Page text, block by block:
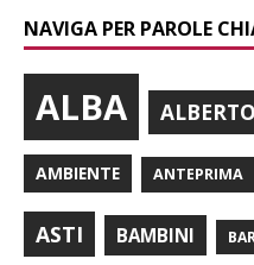
NAVIGA PER PAROLE
ALBA
AMBIENTE ANTEPRIMA
ASTI BAMBINI